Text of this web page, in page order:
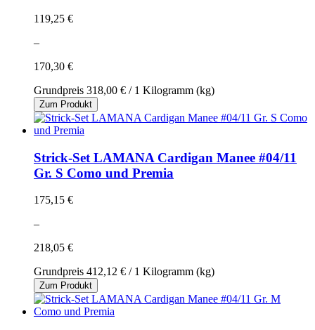
119,25 €
–
170,30 €
Grundpreis 318,00 € / 1 Kilogramm (kg)
Zum Produkt
Strick-Set LAMANA Cardigan Manee #04/11
Gr. S Como und Premia
175,15 €
–
218,05 €
Grundpreis 412,12 € / 1 Kilogramm (kg)
Zum Produkt